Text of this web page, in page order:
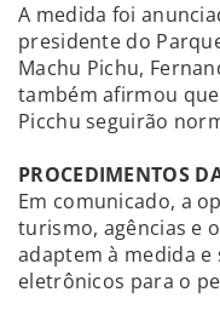
A medida foi
presidente do
Machu Pichu,
também afirmou
Picchu seguirão
PROCEDIMENTOS
Em comunicado, a
turismo, agências e
adaptem à medida e
eletrônicos para o